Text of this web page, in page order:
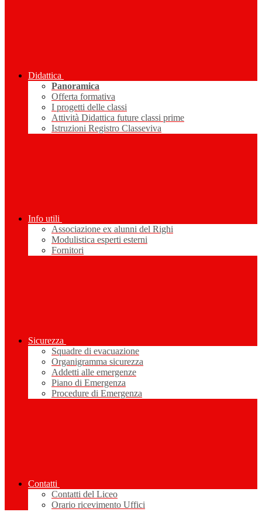
Didattica
Panoramica
Offerta formativa
I progetti delle classi
Attività Didattica future classi prime
Istruzioni Registro Classeviva
Info utili
Associazione ex alunni del Righi
Modulistica esperti esterni
Fornitori
Sicurezza
Squadre di evacuazione
Organigramma sicurezza
Addetti alle emergenze
Piano di Emergenza
Procedure di Emergenza
Contatti
Contatti del Liceo
Orario ricevimento Uffici